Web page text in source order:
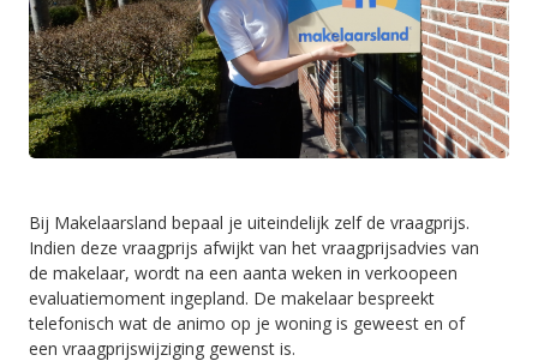
Bij Makelaarsland bepaal je uiteindelijk zelf de vraagprijs.
Indien deze vraagprijs afwijkt van het vraagprijsadvies van
de makelaar, wordt na een aanta weken in verkoopeen
evaluatiemoment ingepland. De makelaar bespreekt
telefonisch wat de animo op je woning is geweest en of
een vraagprijswijziging gewenst is.